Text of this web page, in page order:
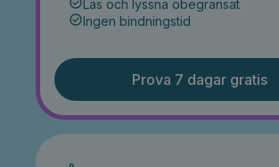
Läs och lyssna obegränsat
Ingen bindningstid
Prova 7 dagar gratis